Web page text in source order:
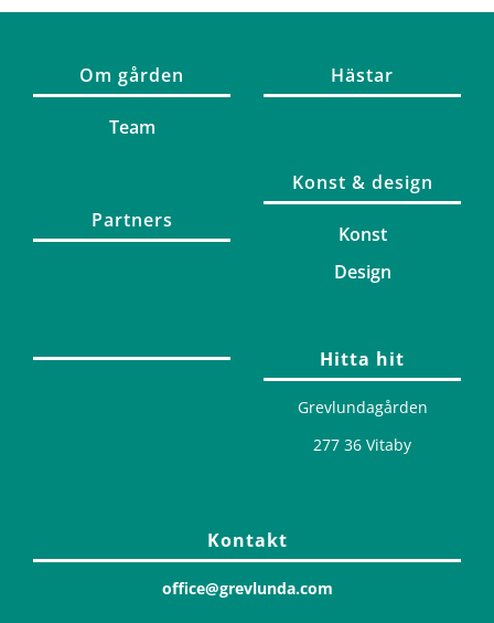
Om gården
Team
Partners
Hästar
Konst & design
Konst
Design
Hitta hit
Grevlundagården
277 36 Vitaby
Kontakt
office@grevlunda.com